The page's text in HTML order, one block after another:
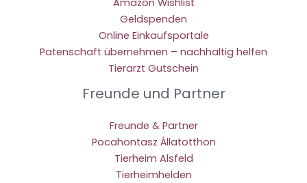
Geldspenden
Online Einkaufsportale
Patenschaft übernehmen – nachhaltig helfen
Tierarzt Gutschein
Freunde und Partner
Freunde & Partner
Pocahontasz Állatotthon
Tierheim Alsfeld
Tierheimhelden